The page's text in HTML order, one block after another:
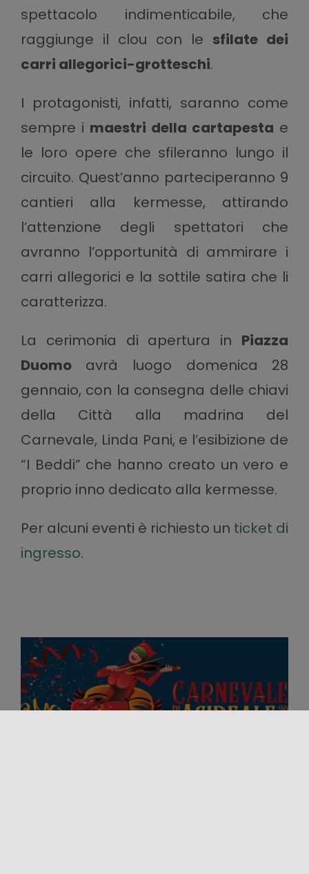
spettacolo indimenticabile, che
raggiunge il clou con le sfilate dei
carri allegorici-grotteschi.
I protagonisti, infatti, saranno come
sempre i maestri della cartapesta e
le loro opere che sfileranno lungo il
circuito. Quest’anno parteciperanno 9
cantieri alla kermesse, attirando
l’attenzione degli spettatori che
avranno l’opportunità di ammirare i
carri allegorici e la sottile satira che li
caratterizza.
La cerimonia di apertura in Piazza
Duomoavrà luogo domenica 28
gennaio, con la consegna delle chiavi
della Città alla madrina del
Carnevale, Linda Pani, e l’esibizione de
“I Beddi” che hanno creato un vero e
proprio inno dedicato alla kermesse.
Per alcuni eventi è richiesto un ticket di
ingresso.